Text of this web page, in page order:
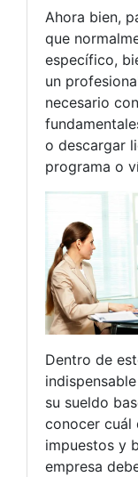
Ahora bien,
que
específico,
un
necesario
o descargar
programa o
Dentro de
su sueldo
conocer cuál
impuestos y
empresa